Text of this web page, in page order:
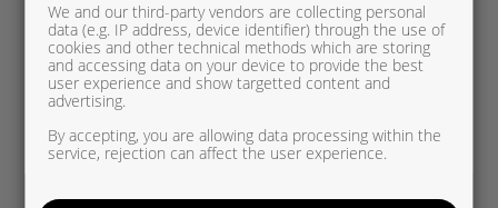
We and our third-party vendors are collecting personal
data (e.g. IP address, device identifier) through the use of
cookies and other technical methods which are storing
and accessing data on your device to provide the best
user experience and show targetted content and
advertising.
By accepting, you are allowing data processing within the
service, rejection can affect the user experience.